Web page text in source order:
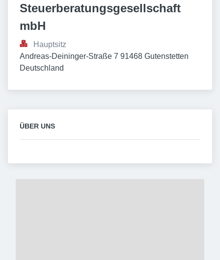
Steuerberatungsgesellschaft
mbH
Hauptsitz
Andreas-Deininger-Straße 7 91468 Gutenstetten
Deutschland
ÜBER UNS